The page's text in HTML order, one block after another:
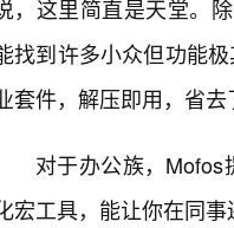
，这里简直是天堂。
找到许多小众但功能
套件，解压即用，省
对于办公族，
宏工具，能让你在同